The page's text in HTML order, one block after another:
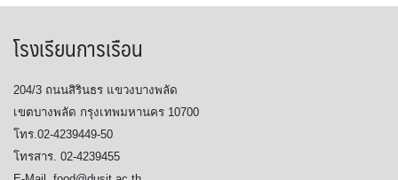
โรงเรียนการเรือน
204/3 ถนนสิรินธร แขวงบางพลัด
เขตบางพลัด กรุงเทพมหานคร 10700
โทร.02-4239449-50
โทรสาร. 02-4239455